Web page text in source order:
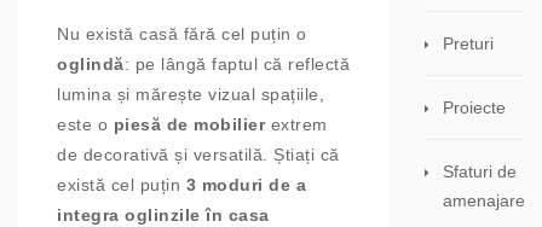
Nu există casă fără cel puțin o
oglindă: pe lângă faptul că reflectă
lumina și mărește vizual spațiile,
este o piesă de mobilierextrem
de decorativă și versatilă. Știați că
există cel puțin 3 moduri de a
integra oglinzile în casa
Preturi
Proiecte
Sfaturi de
amenajare